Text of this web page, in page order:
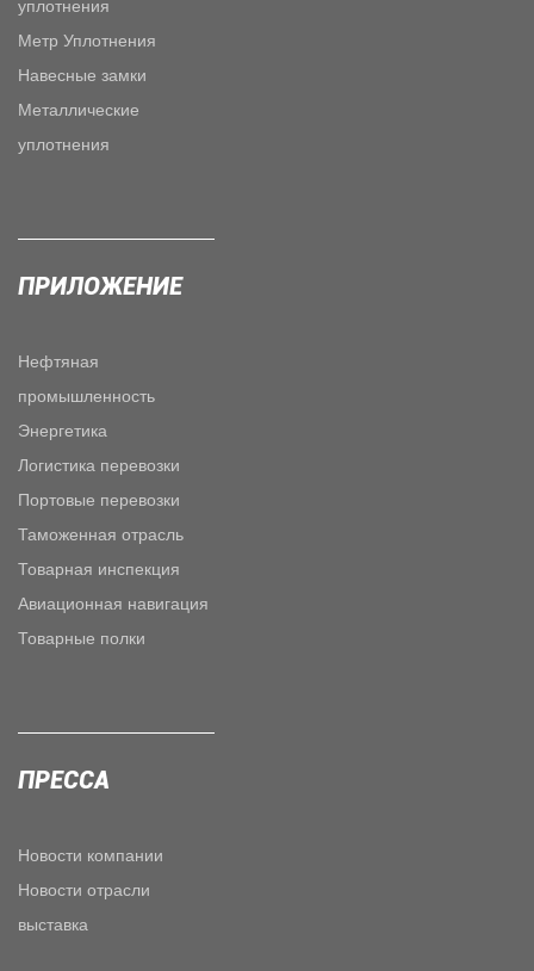
уплотнения
Метр Уплотнения
Навесные замки
Металлические
уплотнения
ПРИЛОЖЕНИЕ
Нефтяная
промышленность
Энергетика
Логистика перевозки
Портовые перевозки
Таможенная отрасль
Товарная инспекция
Авиационная навигация
Товарные полки
ПРЕССА
Новости компании
Новости отрасли
выставка